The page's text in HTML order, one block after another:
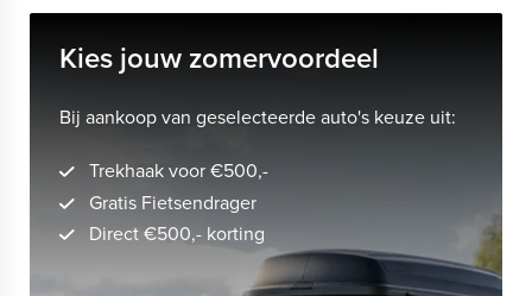
Kies jouw zomervoordeel
Bij aankoop van geselecteerde auto's keuze uit:
Trekhaak voor €500,-
Gratis Fietsendrager
Direct €500,- korting